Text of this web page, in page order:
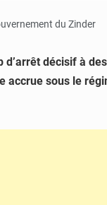
décisif à
accrue sous le